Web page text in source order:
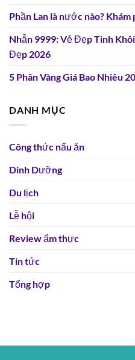
Phần Lan là nước nào?
Nhẫn 9999: Vẻ Đẹp Tinh
Đẹp 2026
5 Phân Vàng Giá Bao Nhiêu
DANH MỤC
Công thức nấu ăn
Dinh Dưỡng
Du lịch
Lễ hội
Review ẩm thực
Tin tức
Tổng hợp